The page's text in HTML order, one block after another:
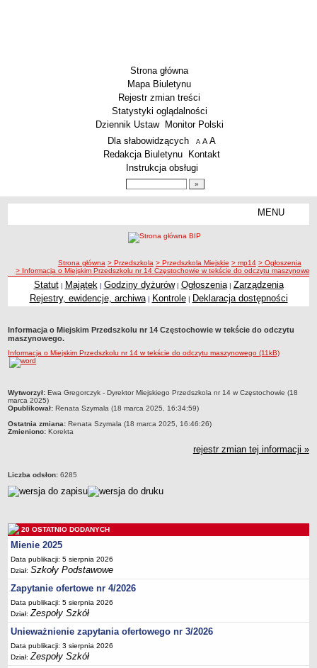
Strona główna
Mapa Biuletynu
Rejestr zmian treści
Statystyki oglądalności
Dziennik Ustaw
Monitor Polski
Menu dodatkowe
Dla słabowidzących A pomniejsz czcionkę
A standardowy rozmiar czcionki
A
Redakcja Biuletynu
Kontakt
Instrukcja obsługi
MENU
Zespoły Szkół
Techniczne Zakłady Naukowe
Przedszkola Miejskie
Zlikwidowane gimnazja
Wielofunkcyjna Placówka
Specjalny Ośrodek nr 1
Godziny dyżurów
Ogłoszenie
Zarządzenia
Kontrole
Rejestry, ewidencje, archiwa
Sprawozdania
Deklaracja dostępności
PORADNIE PSYCHOLOGICZNO-PEDAGOGICZNE
ścieżka nawigacji
Strona główna > Przedszkola > Przedszkola Miejskie > mp14 > Ogłoszenia
> Informacja o Miejskim Przedszkolu nr 14 Częstochowie w tekście do odczytu
Statut| Majątek | Godziny dyżurów| Ogłoszenia| Zarządzenia
Rejestry, ewidencje, archiwa| Kontrole| Deklaracja dostępności
Informacja o Miejskim Przedszkolu nr 14 Częstochowie w tekście do odczytu
maszynowego.
Informacja o Miejskim Przedszkolu nr 14 w tekście do odczytu maszynowego (11kB)
metryczka
Wytworzył: Ewa Gregorczyk - Dyrektor Miejskiego Przedszkola nr 14 w Częstochowie (18
marca 2025)
Opublikował: Renata Szymala (18 marca 2025, 16:34:59)
Ostatnia zmiana: Renata Szymala (18 marca 2025, 16:46:26)
Zmieniono: Korekta
rejestr zmian tej informacji »
Liczba odsłon: 6285
20 OSTATNIO DODANYCH
Mienie 2025
Data publikacji: 5 sierpnia 2026
Dział:Szkoły Podstawowe
Zapytanie ofertowe nr 4/2026
Data publikacji: 5 sierpnia 2026
Dział:Zespoły Szkół
Unieważnienie zapytania ofertowego nr 3/2026
Data publikacji: 3 sierpnia 2026
Dział:Zespoły Szkół